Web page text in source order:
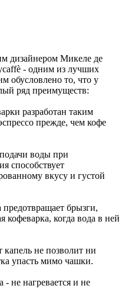
дизайнером Микеле де
- одним из лучших
обусловлено то, что у
ряд преимуществ:
разработан таким
прежде, чем кофе
воды при
способствует
вкусу и густой
брызги,
кофеварка, когда вода в ней
не позволит ни
упасть мимо чашки.
- не нагревается и не